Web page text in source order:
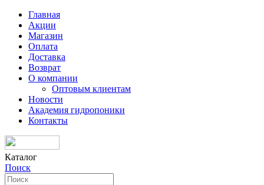
Главная
Акции
Магазин
Оплата
Доставка
Возврат
О компании
Оптовым клиентам
Новости
Академия гидропоники
Контакты
Каталог
Поиск